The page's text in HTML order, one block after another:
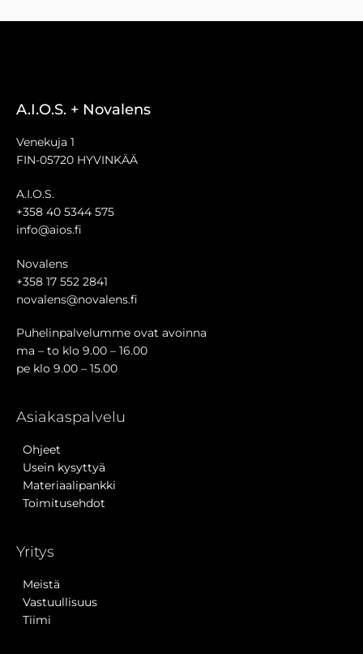
A.I.O.S. + Novalens
Venekuja 1
FIN-05720 HYVINKÄÄ
A.I.O.S.
+358 40 5344 575
info@aios.fi
Novalens
+358 17 552 2841
novalens@novalens.fi
Puhelinpalvelumme ovat avoinna
ma – to klo 9.00 – 16.00
pe klo 9.00 – 15.00
Asiakaspalvelu
Ohjeet
Usein kysyttyä
Materiaalipankki
Toimitusehdot
Yritys
Meistä
Vastuullisuus
Tiimi